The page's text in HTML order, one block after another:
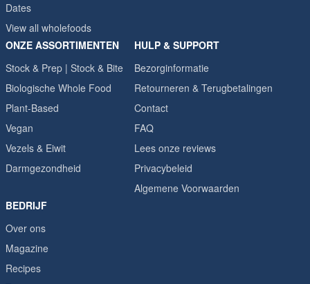
Dates
View all wholefoods
ONZE ASSORTIMENTEN
Stock & Prep | Stock & Bite
Biologische Whole Food
Plant-Based
Vegan
Vezels & Eiwit
Darmgezondheid
HULP & SUPPORT
Bezorginformatie
Retourneren & Terugbetalingen
Contact
FAQ
Lees onze reviews
Privacybeleid
Algemene Voorwaarden
BEDRIJF
Over ons
Magazine
Recipes